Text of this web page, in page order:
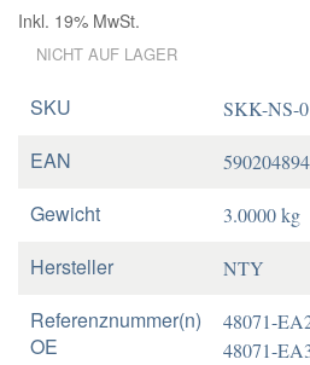
Inkl. 19% MwSt.
NICHT AUF LAGER
SKU SKK-NS-
EAN
Gewicht 3.0000 kg
Hersteller NTY
Referenznummer(n)
OE
48071-
48071-